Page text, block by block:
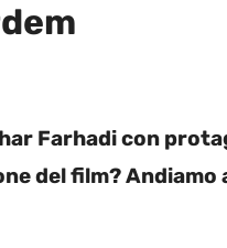
Farhadi con
del film? Andiamo